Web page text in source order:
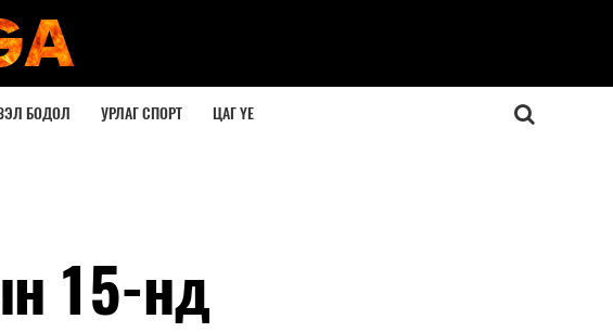
БОДОЛ УРЛАГ СПОРТ ЦАГ ҮЕ
15-нд